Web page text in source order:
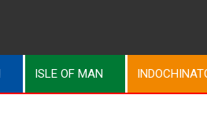
ISLE OF MAN